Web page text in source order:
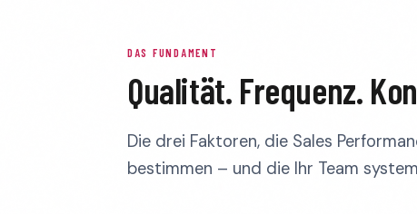
DAS FUNDAMENT
Qualität. Frequenz.
Die drei Faktoren, die Sales
bestimmen – und die Ihr Team